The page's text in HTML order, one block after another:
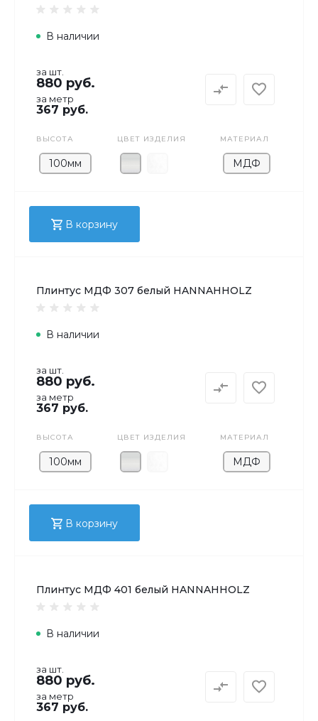
В наличии
за шт.
880 руб.
за метр
367 руб.
ВЫСОТА
100мм
ЦВЕТ ИЗДЕЛИЯ МАТЕРИАЛ
МДФ
В корзину
Плинтус МДФ 307 белый HANNAHHOLZ
В наличии
за шт.
880 руб.
за метр
367 руб.
ВЫСОТА
100мм
ЦВЕТ ИЗДЕЛИЯ МАТЕРИАЛ
МДФ
В корзину
Плинтус МДФ 401 белый HANNAHHOLZ
В наличии
за шт.
880 руб.
за метр
367 руб.